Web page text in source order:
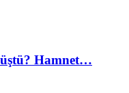
Hamnet…